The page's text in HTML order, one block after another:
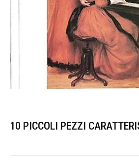
10 PICCOLI PEZZI